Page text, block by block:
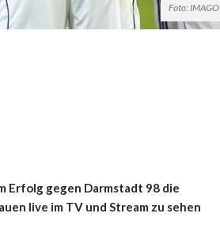
Foto: IMAGO
Erfolg gegen Darmstadt 98 die
live im TV und Stream zu sehen